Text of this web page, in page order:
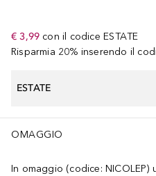
€ 3,99 con il codice ESTATE
Risparmia 20% inserendo il
ESTATE
OMAGGIO
In omaggio (codice: